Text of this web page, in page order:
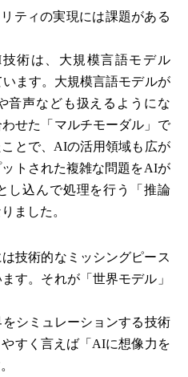
ティの実現には課題がある
術は、大規模言語モデル
ます。大規模言語モデルが
音声なども扱えるようにな
せた「マルチモーダル」で
とで、AIの活用領域も広が
トされた複雑な問題をAIが
し込んで処理を行う「推論
ました。
技術的なミッシングピース
す。それが「世界モデル」
シミュレーションする技術
すく言えば「AIに想像力を